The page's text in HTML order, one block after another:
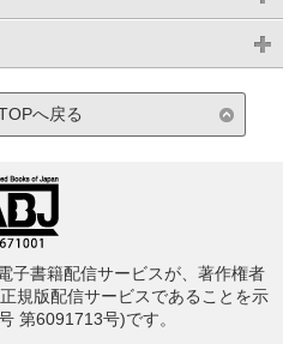
へ戻る
子書籍配信サービスが、著作権者
規版配信サービスであることを示
第6091713号)です。